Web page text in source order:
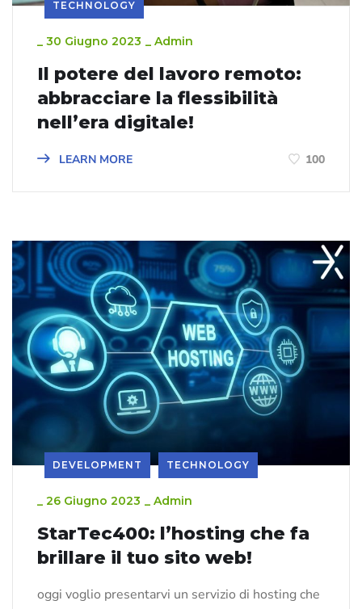
TECHNOLOGY
_ 30 Giugno 2023 _ Admin
Il potere del lavoro remoto:
abbracciare la flessibilità
nell’era digitale!
LEARN MORE 100
DEVELOPMENT TECHNOLOGY
_ 26 Giugno 2023 _ Admin
StarTec400: l’hosting che fa
brillare il tuo sito web!
oggi voglio presentarvi un servizio di hosting che